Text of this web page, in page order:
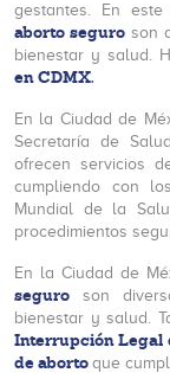
gestantes. En
aborto seguro son
bienestar y salud.
en CDMX.
En la Ciudad de
Secretaría de
ofrecen servicios
cumpliendo con
Mundial de la
procedimientos
En la Ciudad de
seguro son
bienestar y salud.
Interrupción Legal
de aborto que